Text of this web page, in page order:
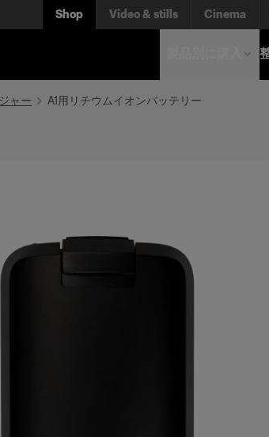
Shop Video & stills Cinema
ャー A1用リチウムイオンバッテリー